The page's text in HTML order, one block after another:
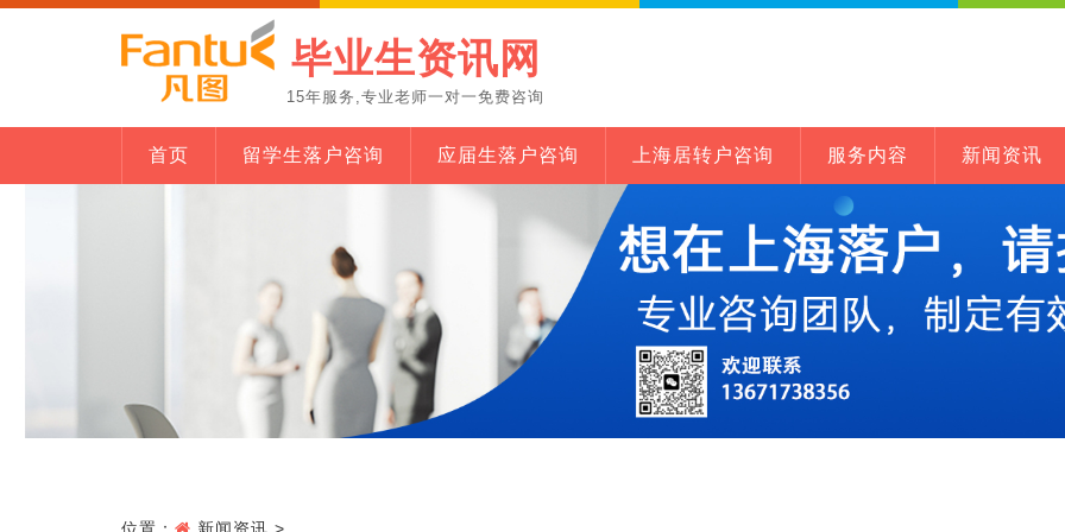
毕业生资讯网
15年服务,专业老师一对一免费咨询
首页 留学生落户咨询 应届生落户咨询 上海居转户咨询 服务内容 新闻资讯